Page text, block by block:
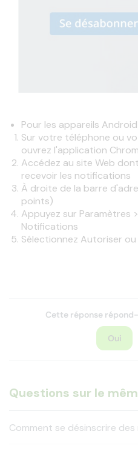
Pour les appareils Android
Sur votre téléphone ou
ouvrez l'application
Accédez au site Web
recevoir les notifications
À droite de la barre
points)
Appuyez sur Paramètres
Notifications
Sélectionnez Autoriser ou
Cette réponse
Oui
Questions sur le
Comment se désinscrire